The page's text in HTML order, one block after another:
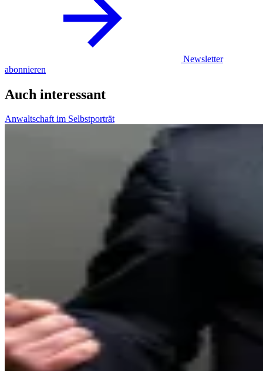
Newsletter
abonnieren
Auch interessant
Anwaltschaft im Selbstporträt